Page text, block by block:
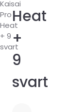
Kaisai
Pro
Heat
+ 9
svart
Heat
+
9
svart